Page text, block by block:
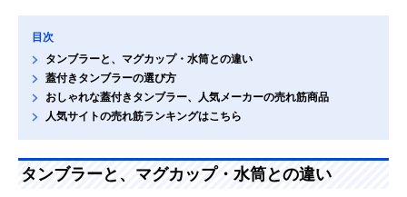
目次
タンブラーと、マグカップ・水筒との違い
蓋付きタンブラーの選び方
おしゃれな蓋付きタンブラー、人気メーカーの売れ筋商品
人気サイトの売れ筋ランキングはこちら
タンブラーと、マグカップ・水筒との違い